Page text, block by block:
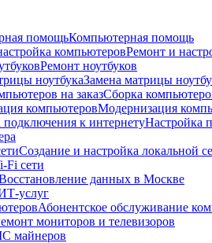
Компьютерная помощь
Ремонт и
Ремонт ноутбуков
Замена матрицы
Сборка
Модернизация
Настройка
Создание и настройка локальной
Fi сети
данных в Москве
услуг
Абонентское обслуживание
мониторов и телевизоров
майнеров